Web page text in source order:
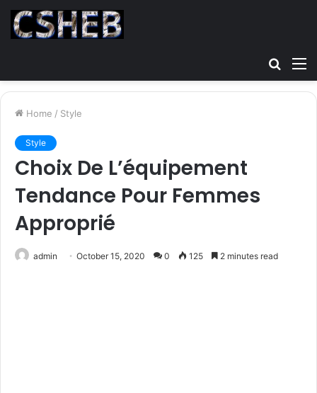
Search
for
Home / Style
Style
Choix De L’équipement
Tendance Pour Femmes
Approprié
admin October 15, 2020 0 125 2 minutes read